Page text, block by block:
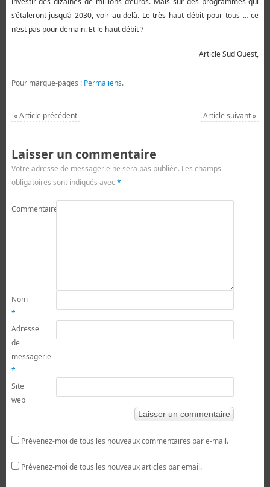
s’étaleront jusqu’à 2030, voir au-delà. Le très haut débit pour tous … ce
n’est pas pour demain. Et le haut débit ?
Article Sud Ouest,
Pour marque-pages : Permaliens.
«Article précédent Article suivant»
Laisser un commentaire
Votre adresse de messagerie ne sera pas publiée. Les champs
obligatoires sont indiqués avec *
Commentaire
Nom
*
Adresse
de
messagerie
*
Site
web
Prévenez-moi de tous les nouveaux commentaires par e-mail.
Prévenez-moi de tous les nouveaux articles par email.